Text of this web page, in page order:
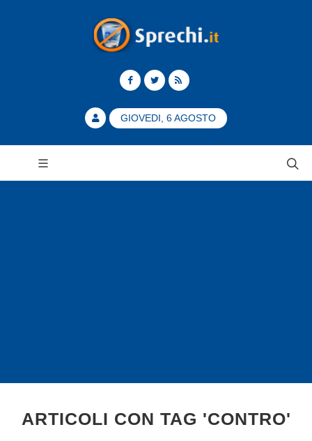
GIOVEDI, 6 AGOSTO
ARTICOLI CON TAG 'CONTRO'